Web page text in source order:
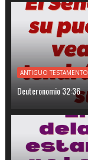
ANTIGUO TESTAMENTO
Deuteronomio 32:36